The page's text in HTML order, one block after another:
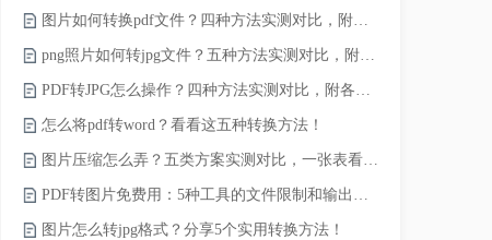
图片如何转换pdf文件？四种方法实测对比，附各场景最优选！
png照片如何转jpg文件？五种方法实测对比，附各场景最优选!！
PDF转JPG怎么操作？四种方法实测对比，附各场景最优选！
怎么将pdf转word？看看这五种转换方法！
图片压缩怎么弄？五类方案实测对比，一张表看懂怎么选！
PDF转图片免费用：5种工具的文件限制和输出质量对比！
图片怎么转jpg格式？分享5个实用转换方法！